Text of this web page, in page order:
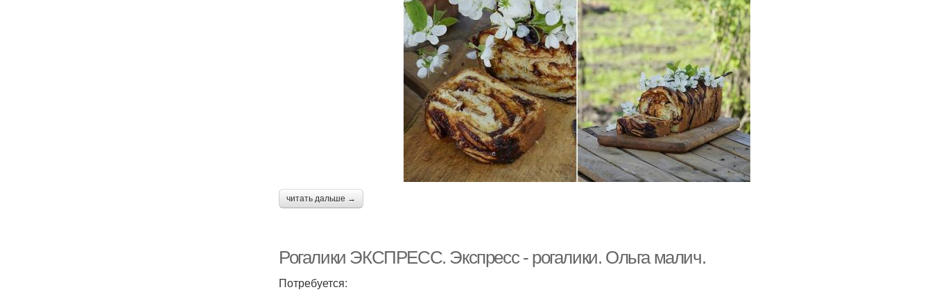
читать дальше →
Рогалики ЭКСПРЕСС. Экспресс - рогалики. Ольга малич.
Потребуется: